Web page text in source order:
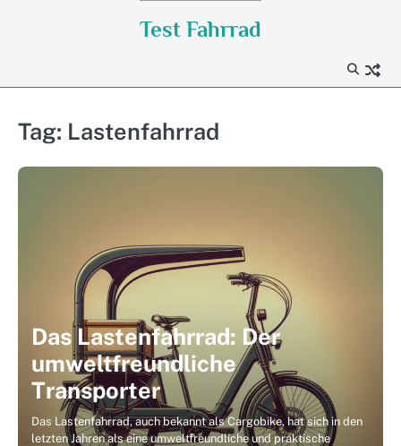
Test Fahrrad
Tag: Lastenfahrrad
Das Lastenfahrrad: Der
umweltfreundliche
Transporter
Das Lastenfahrrad, auch bekannt als Cargobike, hat sich in den
letzten Jahren als eine umweltfreundliche und praktische